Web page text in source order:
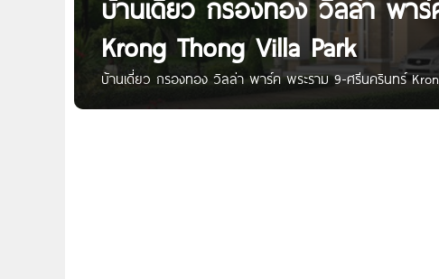
บ้านเดี่ยว กรองทอง วิลล่า พา
Krong Thong Villa Park
บ้านเดี่ยว กรองทอง วิลล่า พาร์ค พระราม 9-ศรีนครินทร์